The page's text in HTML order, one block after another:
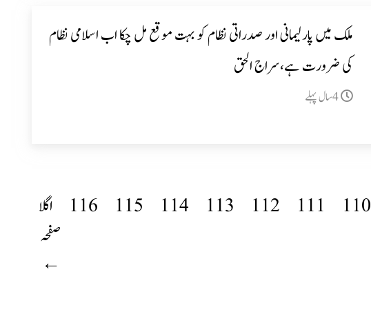
ملک میں پارلیمانی اور صدراتی نظام کو بہت موقع مل چکا اب اسلامی نظام
کی ضرورت ہے،سراج الحق
110
111
112
113
114
115
116
اگلا
صفحہ
←